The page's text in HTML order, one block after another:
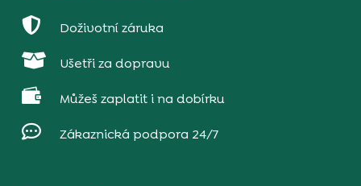
 Doživotní záruka
 Ušetři za dopravu
 Můžeš zaplatit i na dobírku
 Zákaznická podpora 24/7